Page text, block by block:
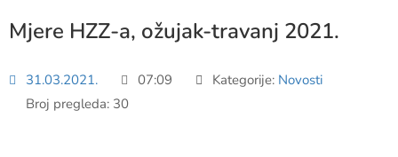
Mjere HZZ-a, ožujak-travanj 2021.
31.03.2021. 07:09 Kategorije: Novosti
Broj pregleda: 30